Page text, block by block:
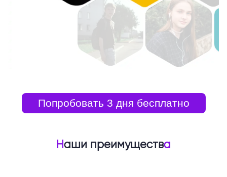
Попробовать 3 дня бесплатно
Наши преимущества